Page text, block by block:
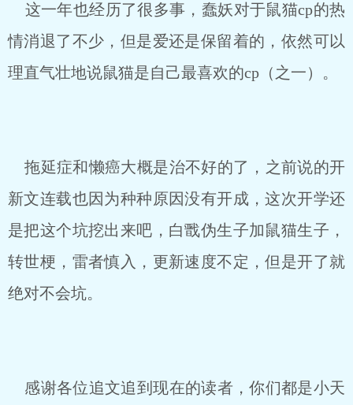
这一年也经历了很多事，蠢妖对于鼠猫cp的热
情消退了不少，但是爱还是保留着的，依然可以
理直气壮地说鼠猫是自己最喜欢的cp（之一）。
拖延症和懒癌大概是治不好的了，之前说的开
新文连载也因为种种原因没有开成，这次开学还
是把这个坑挖出来吧，白戬伪生子加鼠猫生子，
转世梗，雷者慎入，更新速度不定，但是开了就
绝对不会坑。
感谢各位追文追到现在的读者，你们都是小天